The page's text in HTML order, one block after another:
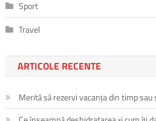
Sport
Travel
ARTICOLE RECENTE
Merită să rezervi vacanța din timp